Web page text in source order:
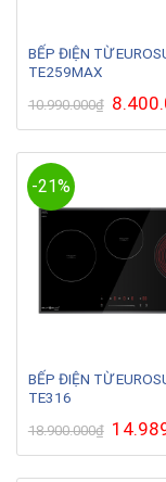
BẾP ĐIỆN TỪ
TE259MAX
10.990.000₫ Giá
gốc
là:
-21%
BẾP ĐIỆN TỪ
TE316
18.900.000₫ Giá
gốc
là: